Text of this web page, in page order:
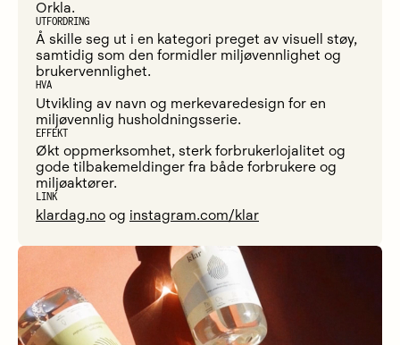
Orkla.
UTFORDRING
Å skille seg ut i en kategori preget av visuell støy,
samtidig som den formidler miljøvennlighet og
brukervennlighet.
HVA
Utvikling av navn og merkevaredesign for en
miljøvennlig husholdningsserie.
EFFEKT
Økt oppmerksomhet, sterk forbrukerlojalitet og
gode tilbakemeldinger fra både forbrukere og
miljøaktører.
LINK
klardag.no og instagram.com/klar